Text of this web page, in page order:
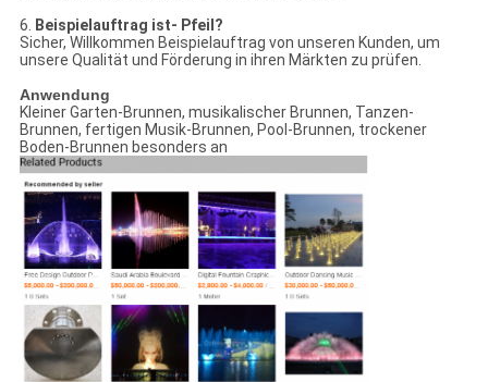
6.
Beispielauftrag ist- Pfeil?
Sicher, Willkommen Beispielauftrag von unseren Kunden, um
unsere Qualität und Förderung in ihren Märkten zu prüfen.
Anwendung
Kleiner Garten-Brunnen, musikalischer Brunnen, Tanzen-
Brunnen, fertigen Musik-Brunnen, Pool-Brunnen, trockener
Boden-Brunnen besonders an